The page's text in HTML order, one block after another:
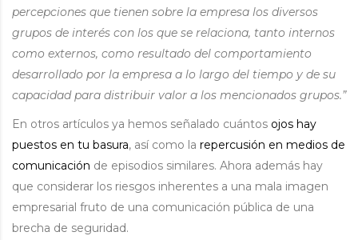
percepciones que tienen sobre la empresa los diversos
grupos de interés con los que se relaciona, tanto internos
como externos, como resultado del comportamiento
desarrollado por la empresa a lo largo del tiempo y de su
capacidad para distribuir valor a los mencionados grupos.”
En otros artículos ya hemos señalado cuántos ojos hay
puestos en tu basura, así como la repercusión en medios de
comunicación de episodios similares. Ahora además hay
que considerar los riesgos inherentes a una mala imagen
empresarial fruto de una comunicación pública de una
brecha de seguridad.